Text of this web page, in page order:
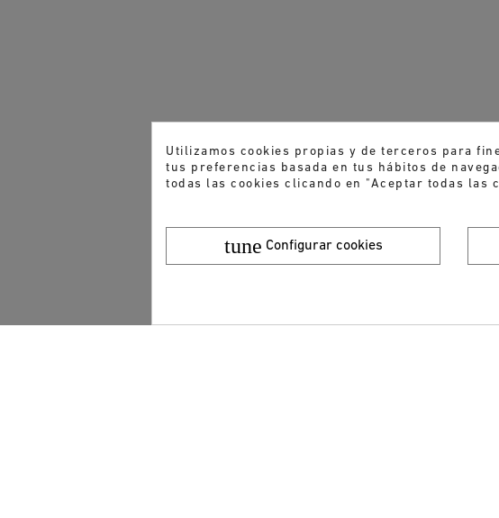
Utilizamos cookies propias y de terceros para
tus preferencias basada en tus hábitos de
todas las cookies clicando en "Aceptar todas las
tune Configurar cookies